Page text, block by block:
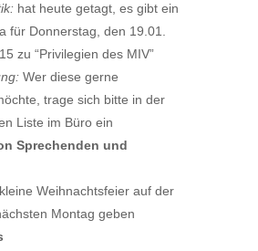
hat heute getagt, es gibt ein
für Donnerstag, den 19.01.
zu “Privilegien des MIV”
Wer diese gerne
trage sich bitte in der
Liste im Büro ein
Sprechenden und
Weihnachtsfeier auf der
Montag geben